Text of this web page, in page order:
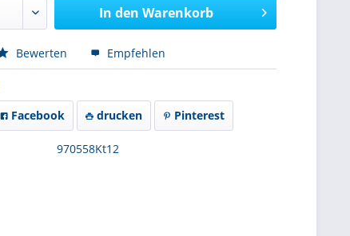
In den Warenkorb
Bewerten Empfehlen
Facebook drucken Pinterest
970558Kt12